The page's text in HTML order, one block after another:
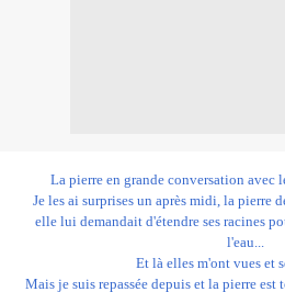
La pierre en grande conversation avec
Je les ai surprises un après midi, la pierre
elle lui demandait d'étendre ses racines
l'eau...
Et là elles m'ont vues et
Mais je suis repassée depuis et la pierre est